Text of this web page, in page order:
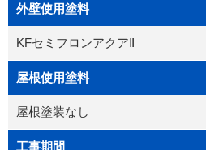
外壁使用塗料
KFセミフロンアクアⅡ
屋根使用塗料
屋根塗装なし
工事期間